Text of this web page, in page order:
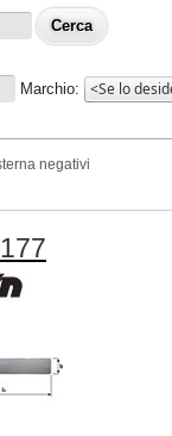
Marchio:
negativi